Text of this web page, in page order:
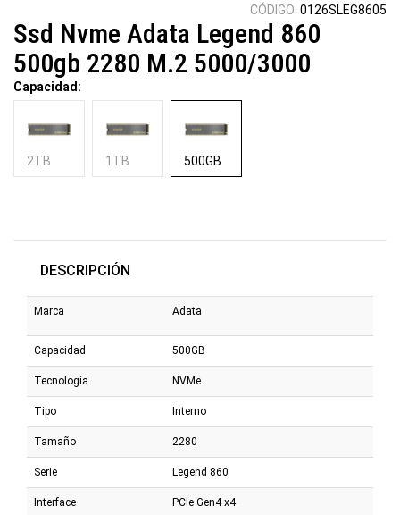
CÓDIGO: 0126SLEG8605
Ssd Nvme Adata Legend 860
500gb 2280 M.2 5000/3000
Capacidad:
2TB 1TB 500GB
DESCRIPCIÓN
Marca Adata
Capacidad 500GB
Tecnología NVMe
Tipo Interno
Tamaño 2280
Serie Legend 860
Interface PCIe Gen4 x4